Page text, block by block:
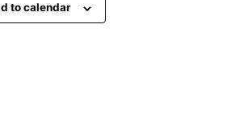
to calendar